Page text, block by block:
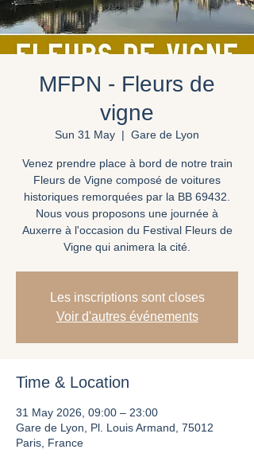
MFPN - Fleurs de
vigne
Sun 31 May
  |
Gare de Lyon
Venez prendre place à bord de notre train
Fleurs de Vigne composé de voitures
historiques remorquées par la BB 69432.
Nous vous proposons une journée à
Auxerre à l'occasion du Festival Fleurs de
Vigne qui animera la cité.
Les inscriptions sont closes
Voir d'autres événements
Time & Location
31 May 2026, 09:00 – 23:00
Gare de Lyon, Pl. Louis Armand, 75012
Paris, France